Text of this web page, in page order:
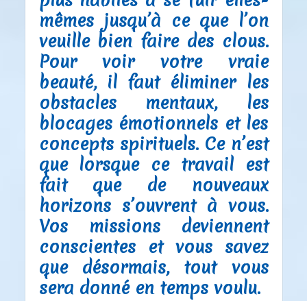
mêmes jusqu’à ce que l’on
veuille bien faire des clous.
Pour voir votre vraie
beauté, il faut éliminer les
obstacles mentaux, les
blocages émotionnels et les
concepts spirituels. Ce n’est
que lorsque ce travail est
fait que de nouveaux
horizons s’ouvrent à vous.
Vos missions deviennent
conscientes et vous savez
que désormais, tout vous
sera donné en temps voulu.